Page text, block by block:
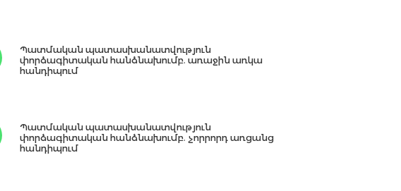
Պատմական պատասխանատվություն
փորձագիտական հանձնախումբ. առաջին առկա
հանդիպում
Պատմական պատասխանատվություն
փորձագիտական հանձնախումբ. չորրորդ առցանց
հանդիպում